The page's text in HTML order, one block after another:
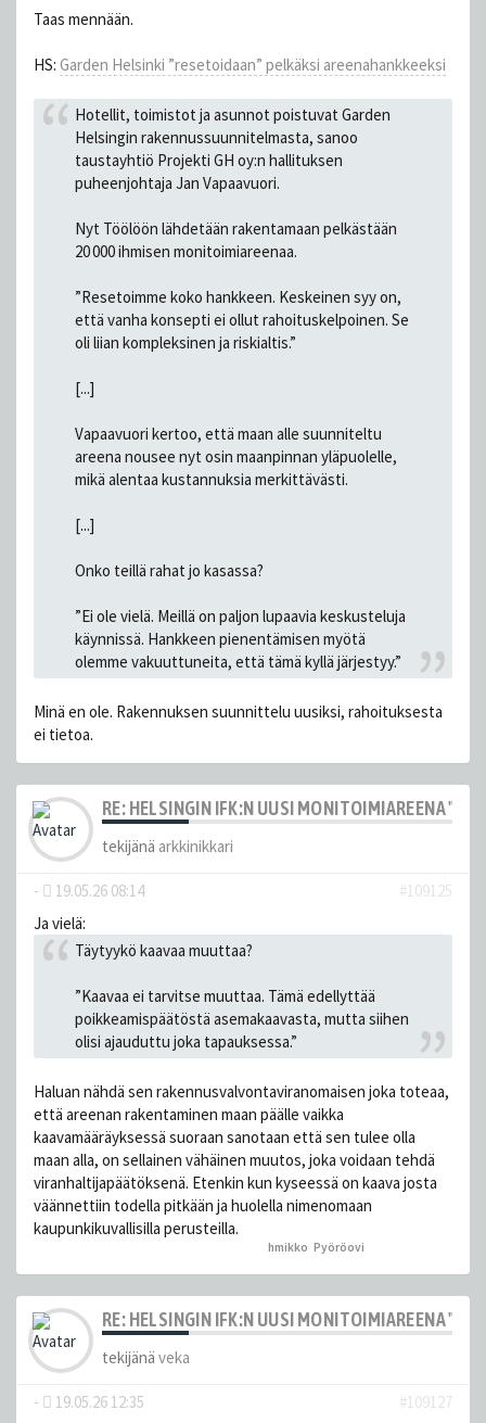
Taas mennään.
HS: Garden Helsinki ”resetoidaan” pelkäksi areenahankkeeksi
Hotellit, toimistot ja asunnot poistuvat Garden
Helsingin rakennussuunnitelmasta, sanoo
taustayhtiö Projekti GH oy:n hallituksen
puheenjohtaja Jan Vapaavuori.
Nyt Töölöön lähdetään rakentamaan pelkästään
20 000 ihmisen monitoimiareenaa.
”Resetoimme koko hankkeen. Keskeinen syy on,
että vanha konsepti ei ollut rahoituskelpoinen. Se
oli liian kompleksinen ja riskialtis.”
[...]
Vapaavuori kertoo, että maan alle suunniteltu
areena nousee nyt osin maanpinnan yläpuolelle,
mikä alentaa kustannuksia merkittävästi.
[...]
Onko teillä rahat jo kasassa?
”Ei ole vielä. Meillä on paljon lupaavia keskusteluja
käynnissä. Hankkeen pienentämisen myötä
olemme vakuuttuneita, että tämä kyllä järjestyy.”
Minä en ole. Rakennuksen suunnittelu uusiksi, rahoituksesta
ei tietoa.
RE: HELSINGIN IFK:N UUSI MONITOIMIAREENA
tekijänä arkkinikkari
- 19.05.26 08:14
#109125
Ja vielä:
Täytyykö kaavaa muuttaa?
”Kaavaa ei tarvitse muuttaa. Tämä edellyttää
poikkeamispäätöstä asemakaavasta, mutta siihen
olisi ajauduttu joka tapauksessa.”
Haluan nähdä sen rakennusvalvontaviranomaisen joka toteaa,
että areenan rakentaminen maan päälle vaikka
kaavamääräyksessä suoraan sanotaan että sen tulee olla
maan alla, on sellainen vähäinen muutos, joka voidaan tehdä
viranhaltijapäätöksenä. Etenkin kun kyseessä on kaava josta
väännettiin todella pitkään ja huolella nimenomaan
kaupunkikuvallisilla perusteilla.
hmikko ,Pyöröovi
RE: HELSINGIN IFK:N UUSI MONITOIMIAREENA
tekijänä veka
- 19.05.26 12:35
#109127